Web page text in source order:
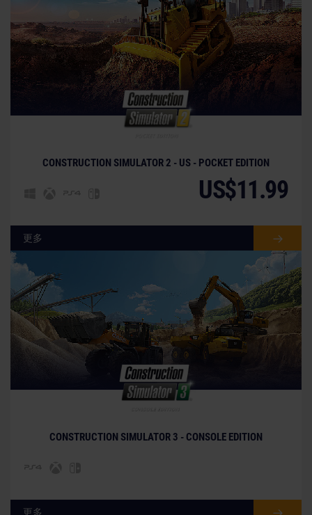
CONSTRUCTION SIMULATOR 2 - US - POCKET EDITION
US$11.99
更多
© [Translate to Chinese (Traditional):]
CONSTRUCTION SIMULATOR 3 - CONSOLE EDITION
更多